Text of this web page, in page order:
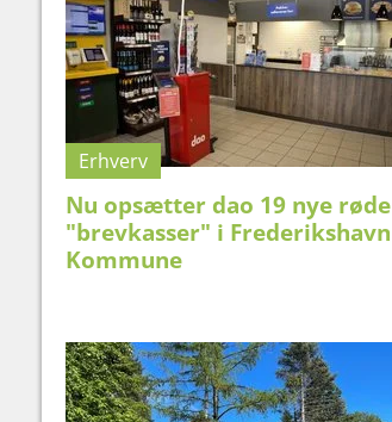
Erhverv
Nu opsætter dao 19 nye røde
"brevkasser" i Frederikshavn
Kommune